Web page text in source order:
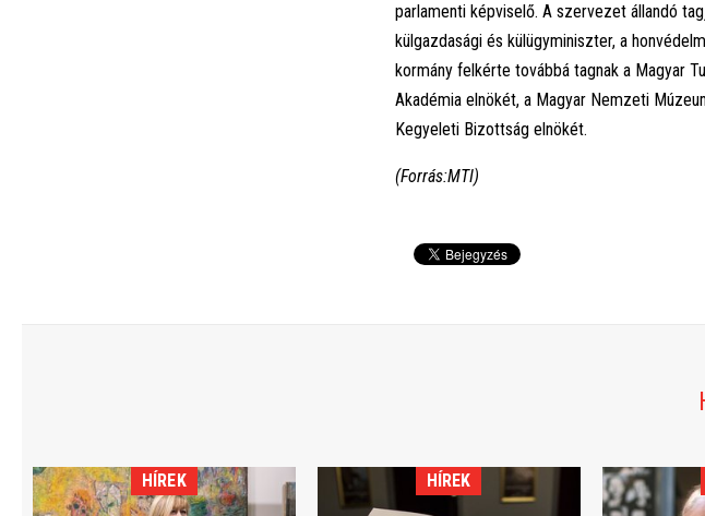
parlamenti képviselő. A szervezet állandó
külgazdasági és külügyminiszter, a
kormány felkérte továbbá tagnak a Magyar
Akadémia elnökét, a Magyar Nemzeti
Kegyeleti Bizottság elnökét.
(Forrás:MTI)
HÍREK HÍREK